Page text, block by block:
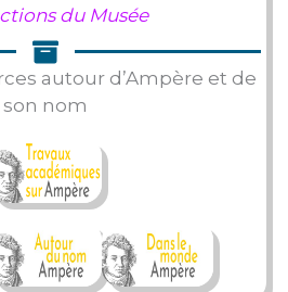
du Musée
autour d’Ampère et de
son nom